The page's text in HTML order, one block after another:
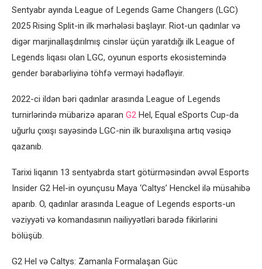
Sentyabr ayında League of Legends Game Changers (LGC)
2025 Rising Split-in ilk mərhələsi başlayır. Riot-un qadınlar və
digər marjinallaşdırılmış cinslər üçün yaratdığı ilk League of
Legends liqası olan LGC, oyunun esports ekosistemində
gender bərabərliyinə töhfə verməyi hədəfləyir.
2022-ci ildən bəri qadınlar arasında League of Legends
turnirlərində mübarizə aparan G2 Hel, Equal eSports Cup-da
uğurlu çıxışı sayəsində LGC-nin ilk buraxılışına artıq vəsiqə
qazanıb.
Tarixi liqanın 13 sentyabrda start götürməsindən əvvəl Esports
Insider G2 Hel-in oyunçusu Maya ‘Caltys’ Henckel ilə müsahibə
aparıb. O, qadınlar arasında League of Legends esports-un
vəziyyəti və komandasının nailiyyətləri barədə fikirlərini
bölüşüb.
G2 Hel və Caltys: Zamanla Formalaşan Güc